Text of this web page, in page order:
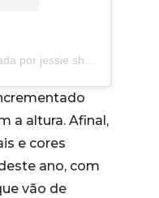
Uma publicação compartilhada por jessie shen (@jessieeshen)
a altura. Afinal,
e cores
ano, com
vão de